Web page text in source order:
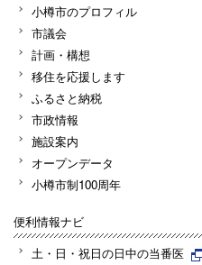
小樽市のプロフィル
市議会
計画・構想
移住を応援します
ふるさと納税
市政情報
施設案内
オープンデータ
小樽市制100周年
便利情報ナビ
土・日・祝日の日中の当番医